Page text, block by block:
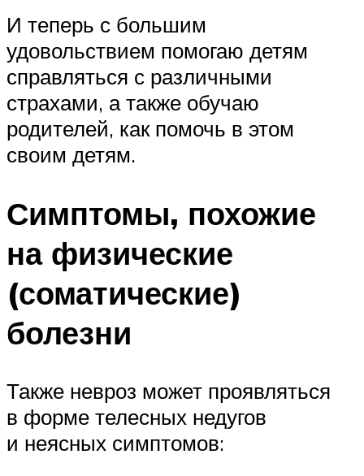
И теперь с большим
удовольствием помогаю детям
справляться с различными
страхами, а также обучаю
родителей, как помочь в этом
своим детям.
Симптомы, похожие
на физические
(соматические)
болезни
Также невроз может проявляться
в форме телесных недугов
и неясных симптомов: